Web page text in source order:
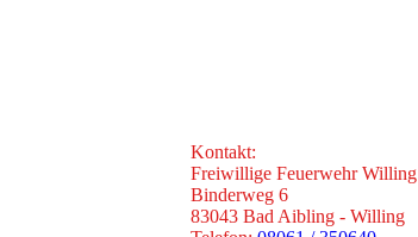
Kontakt:
Freiwillige Feuerwehr Willing
Binderweg 6
83043 Bad Aibling - Willing